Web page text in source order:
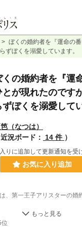
> ぼくの婚約者を『運命の
ずぼくを溺愛しています。
くの婚約者を『運
とが現れたのです
ずぼくを溺愛して
（なつは）
近況ボード：
14 件 ）
りに追加して更新通知を受
お気に入り追加
、第一王子アリスターの婚
ターが生まれた際、３歳だ
んだことに起因している。
位